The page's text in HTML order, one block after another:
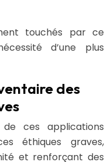
touchés par ce
d’une plus
des
ces applications
éthiques graves,
et renforçant des